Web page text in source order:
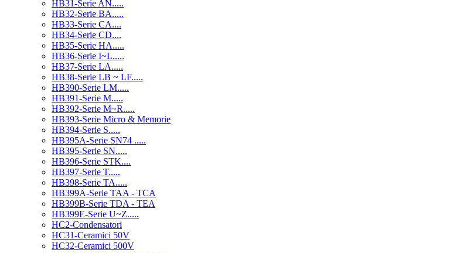
HB31-Serie AN.....
HB32-Serie BA.....
HB33-Serie CA....
HB34-Serie CD....
HB35-Serie HA.....
HB36-Serie I~L.....
HB37-Serie LA.....
HB38-Serie LB ~ LF.....
HB390-Serie LM.....
HB391-Serie M.....
HB392-Serie M~R.....
HB393-Serie Micro & Memorie
HB394-Serie S.....
HB395A-Serie SN74 .....
HB395-Serie SN.....
HB396-Serie STK....
HB397-Serie T.....
HB398-Serie TA.....
HB399A-Serie TAA - TCA
HB399B-Serie TDA - TEA
HB399E-Serie U~Z.....
HC2-Condensatori
HC31-Ceramici 50V
HC32-Ceramici 500V